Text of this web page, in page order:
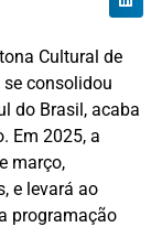
Cultural de
consolidou
do Brasil, acaba
Em 2025, a
março,
e levará ao
programação